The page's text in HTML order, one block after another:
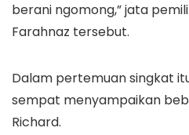
berani ngomong,” jata
Farahnaz tersebut.
Dalam pertemuan singkat
sempat menyampaikan
Richard.